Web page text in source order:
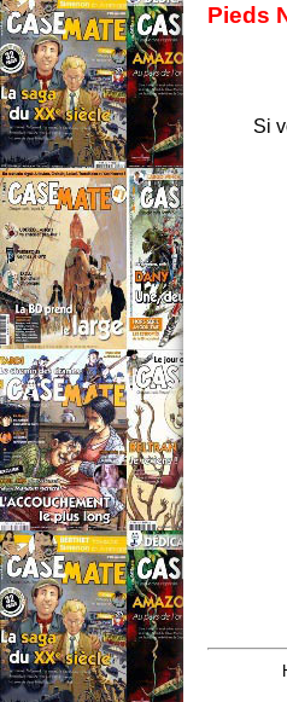
Pieds
Si